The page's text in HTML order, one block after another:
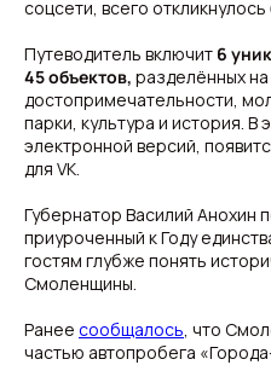
соцсети, всего откликнулось
Путеводитель включит 6
45 объектов, разделённых на
достопримечательности,
парки, культура и история.
электронной версий,
для VK.
Губернатор Василий Анохин
приуроченный к Году
гостям глубже понять
Смоленщины.
Ранее сообщалось, что
частью автопробега